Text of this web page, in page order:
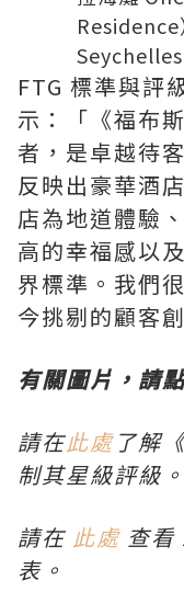
Residence
FTG 標準與評
示：「《福布
者，是卓越待
反映出豪華酒
店為地道體驗
高的幸福感以
界標準。我們
今挑剔的顧客
有關圖片，請
請在此處了解
制其星級評級。
請在 此處 查看
表。